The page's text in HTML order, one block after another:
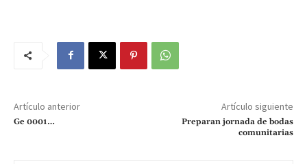
Artículo anterior
Ge 0001…
Artículo siguiente
Preparan jornada de bodas
comunitarias